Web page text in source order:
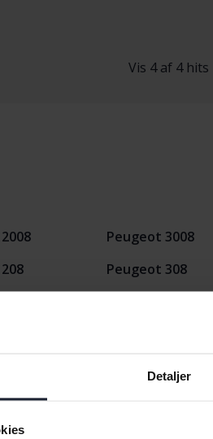
Detaljer
Vis 4 af 4 hits
Peugeot 3008
Peugeot 308